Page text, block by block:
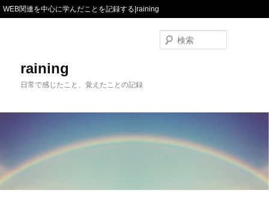
WEB関連を中心に学んだことを記録する|raining
raining
日常で感じたこと、覚えたことの記録